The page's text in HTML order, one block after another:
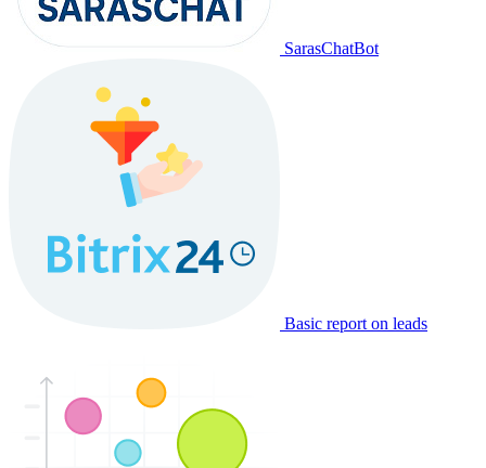
SarasChatBot
Basic report on leads